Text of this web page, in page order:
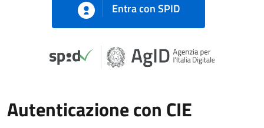
Entra con SPID
Autenticazione con CIE